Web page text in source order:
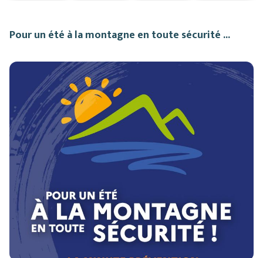
Pour un été à la montagne en toute sécurité ...